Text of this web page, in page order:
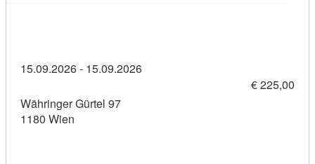
15.09.2026 - 15.09.2026
€ 225,00
Währinger Gürtel 97
1180 Wien